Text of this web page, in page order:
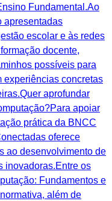
Fundamental.Ao
apresentadas
escolar e às redes
docente,
possíveis para
experiências concretas
aprofundar
apoiar
prática da BNCC
oferece
ao desenvolvimento de
inovadoras.Entre os
Fundamentos e
além de